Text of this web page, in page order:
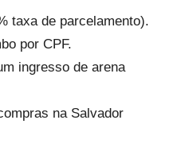
taxa de parcelamento).
por CPF.
ingresso de arena
na Salvador